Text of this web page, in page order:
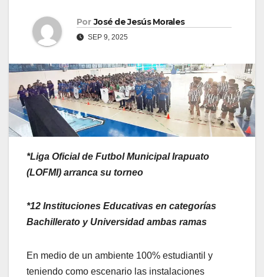
Por José de Jesús Morales
SEP 9, 2025
*Liga Oficial de Futbol Municipal Irapuato
(LOFMI) arranca su torneo
*12 Instituciones Educativas en categorías
Bachillerato y Universidad ambas ramas
En medio de un ambiente 100% estudiantil y
teniendo como escenario las instalaciones